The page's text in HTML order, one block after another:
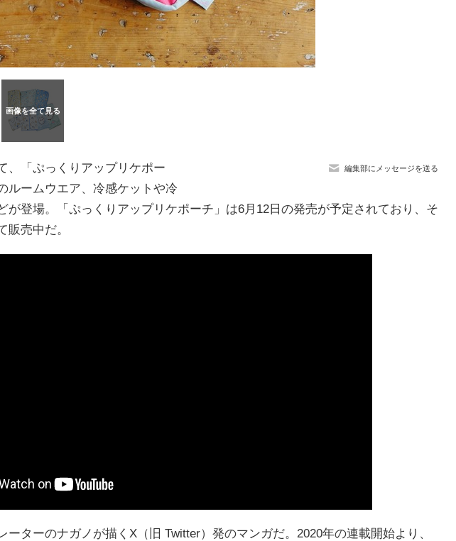
編集部にメッセージを送る
、「ぷっくりアップリケポー
ルームウエア、冷感ケットや冷
が登場。「ぷっくりアップリケポーチ」は6月12日の発売が予定されており、そ
販売中だ。
ーターのナガノが描くX（旧 Twitter）発のマンガだ。2020年の連載開始より、